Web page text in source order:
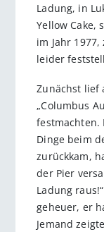
Ladung, in
Yellow Cake,
im Jahr
leider
Zunächst lief
„Columbus
festmachten.
Dinge beim
zurückkam,
der Pier
Ladung
geheuer, er
Jemand